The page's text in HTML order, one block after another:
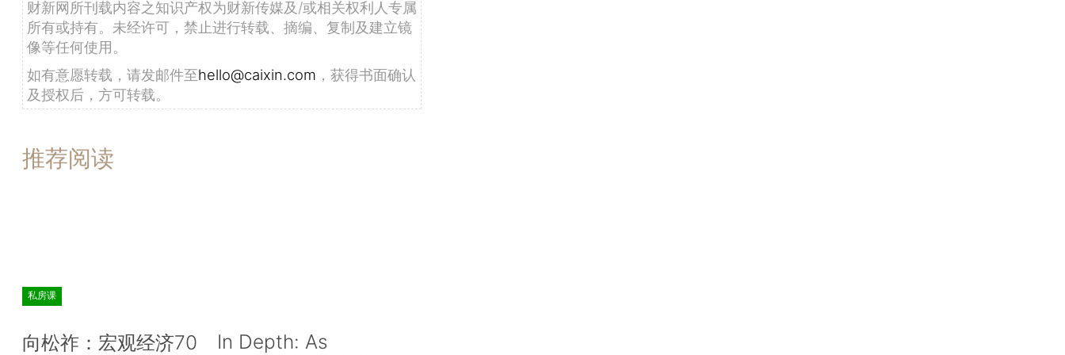
财新网所刊载内容之知识产权为财新传媒及/或相关权利人专属
所有或持有。未经许可，禁止进行转载、摘编、复制及建立镜
像等任何使用。
如有意愿转载，请发邮件至hello@caixin.com ，获得书面确认
及授权后，方可转载。
推荐阅读
私房课
向松祚：宏观经济70
In Depth: As